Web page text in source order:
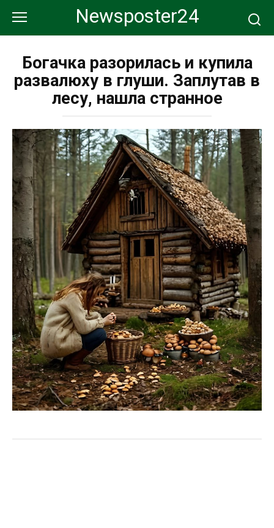
контенту
Newsposter24
Богачка разорилась и купила
развалюху в глуши. Заплутав в
лесу, нашла странное